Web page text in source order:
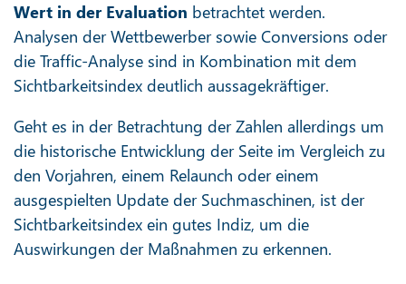
Wert in der Evaluation betrachtet werden.
Analysen der Wettbewerber sowie Conversions oder
die Traffic-Analyse sind in Kombination mit dem
Sichtbarkeitsindex deutlich aussagekräftiger.
Geht es in der Betrachtung der Zahlen allerdings um
die historische Entwicklung der Seite im Vergleich zu
den Vorjahren, einem Relaunch oder einem
ausgespielten Update der Suchmaschinen, ist der
Sichtbarkeitsindex ein gutes Indiz, um die
Auswirkungen der Maßnahmen zu erkennen.